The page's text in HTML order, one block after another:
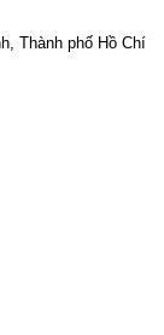
Thành phố Hồ Chí